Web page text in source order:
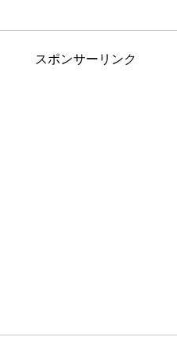
スポンサーリンク